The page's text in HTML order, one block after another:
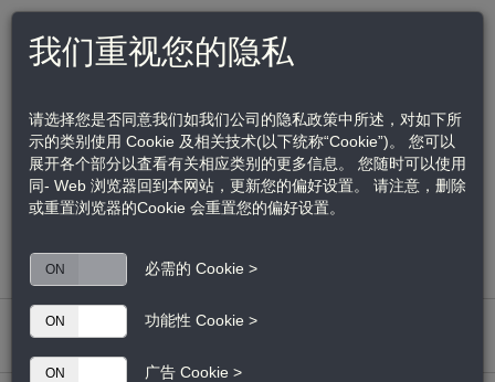
访问江森自控品牌网站 US | EN
亚太区客户服务热线：021 2285 7666
亚太区技术支持热线：400 8427 779
Toggle
首页>产品中心
我们重视您的隐私
请选择您是否同意我们如我们公司的隐私政策中所述，对如下所
示的类别使用 Cookie 及相关技术(以下统称“Cookie”)。 您可以
展开各个部分以査看有关相应类别的更多信息。 您随时可以使用
同- Web 浏览器回到本网站，更新您的偏好设置。 请注意，删除
或重置浏览器的Cookie 会重置您的偏好设置。
ON OFF
必需的 Cookie >
ON OFF
功能性 Cookie >
ON OFF
广告 Cookie >